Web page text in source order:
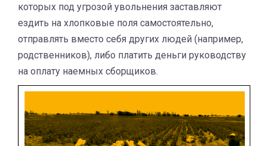
которых под угрозой увольнения заставляют
ездить на хлопковые поля самостоятельно,
отправлять вместо себя других людей (например,
родственников), либо платить деньги руководству
на оплату наемных сборщиков.